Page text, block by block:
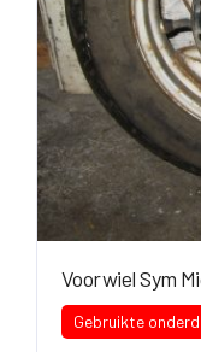
Voorwiel Sym
Gebruikte